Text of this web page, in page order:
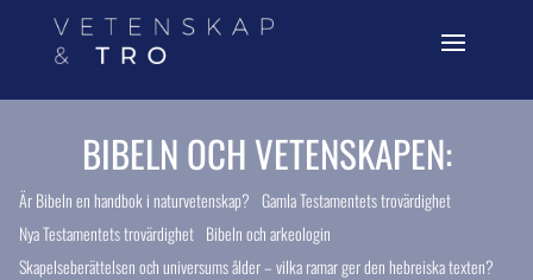
BIBELN OCH VETENSKAPEN:
Är Bibeln en handbok i naturvetenskap? Gamla Testamentets trovärdighet
Nya Testamentets trovärdighet Bibeln och arkeologin
Skapelseberättelsen och universums ålder – vilka ramar ger den hebreiska texten?